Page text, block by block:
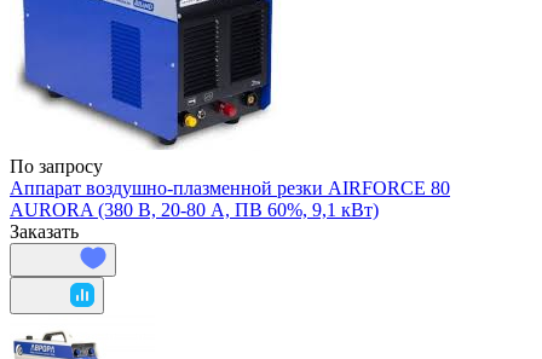
По запросу
Аппарат воздушно-плазменной резки AIRFORCE 80
AURORA (380 В, 20-80 А, ПВ 60%, 9,1 кВт)
Заказать